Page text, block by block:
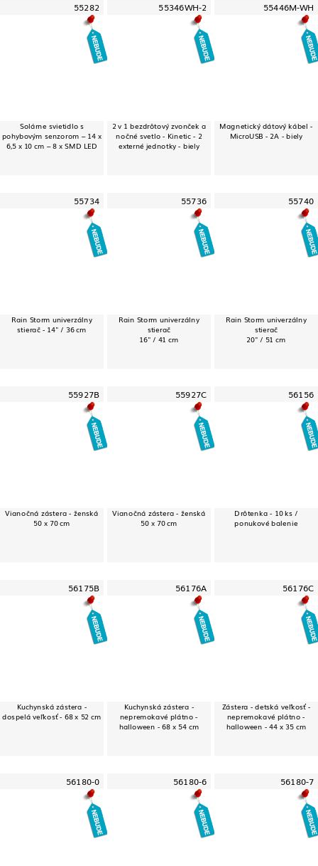
55282
Solárne svietidlo s
pohybovým senzorom – 14 x
6,5 x 10 cm – 8 x SMD LED
55346WH-2
2 v 1 bezdrôtový zvonček a
nočné svetlo - Kinetic - 2
externé jednotky - biely
55446M-WH
Magnetický dátový kábel -
MicroUSB - 2A - biely
55734
Rain Storm univerzálny
stierač - 14" / 36 cm
55736
Rain Storm univerzálny
stierač
16" / 41 cm
55740
Rain Storm univerzálny
stierač
20" / 51 cm
55927B
Vianočná zástera - ženská
50 x 70 cm
55927C
Vianočná zástera - ženská
50 x 70 cm
56156
Drôtenka - 10 ks /
ponukové balenie
56175B
Kuchynská zástera -
dospelá veľkosť - 68 x 52 cm
56176A
Kuchynská zástera -
nepremokavé plátno -
halloween - 68 x 54 cm
56176C
Zástera - detská veľkosť -
nepremokavé plátno -
halloween - 44 x 35 cm
56180-0 56180-6 56180-7